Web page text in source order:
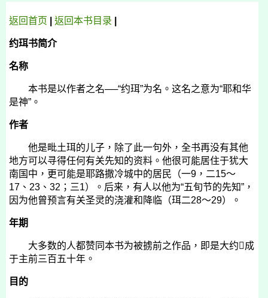
返回首页 返回本书 目录
约珥书简介
名称
本书是以作者之名──“约珥”为名。这名之意为“耶和华
是神”。
作者
他是毗土珥的儿子，除了此一句外，全书再没有其他
地方可以寻得任何有关先知的资料。他很可能居住于犹大
南国中，更可能是耶路撒冷城中的居民（一9 ，二15～
17 、 23 、 32 ；三1）。后来，有人以他为“五旬节的先知”，
因为他曾预言有关圣灵的浇灌和降临（珥二28～29）。
年期
大多数的人都赞同本书为被掳前之作品，即是大约成
于主前三百五十年。
目的